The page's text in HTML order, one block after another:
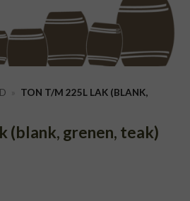
» TON T/M 225L LAK (BLANK,
(blank, grenen, teak)